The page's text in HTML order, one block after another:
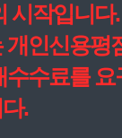
시작입니다
개인신용평
수수료를
.